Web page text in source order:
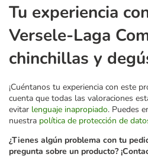
Tu experiencia
Versele-Laga
chinchillas y
¡Cuéntanos tu experiencia con este
cuenta que todas las valoraciones
evitar lenguaje inapropiado. Puedes
nuestra política de protección de
¿Tienes algún problema con tu
pregunta sobre un producto?